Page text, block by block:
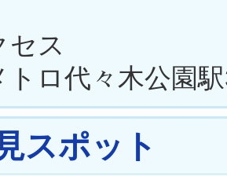
セス
トロ代々木公園
スポット